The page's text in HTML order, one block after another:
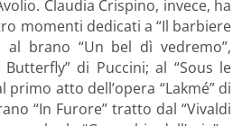
Claudia Crispino, invece, ha
momenti dedicati a “Il barbiere
al brano “Un bel dì vedremo”,
di Puccini; al “Sous le
atto dell’opera “Lakmé” di
“In Furore” tratto dal “Vivaldi